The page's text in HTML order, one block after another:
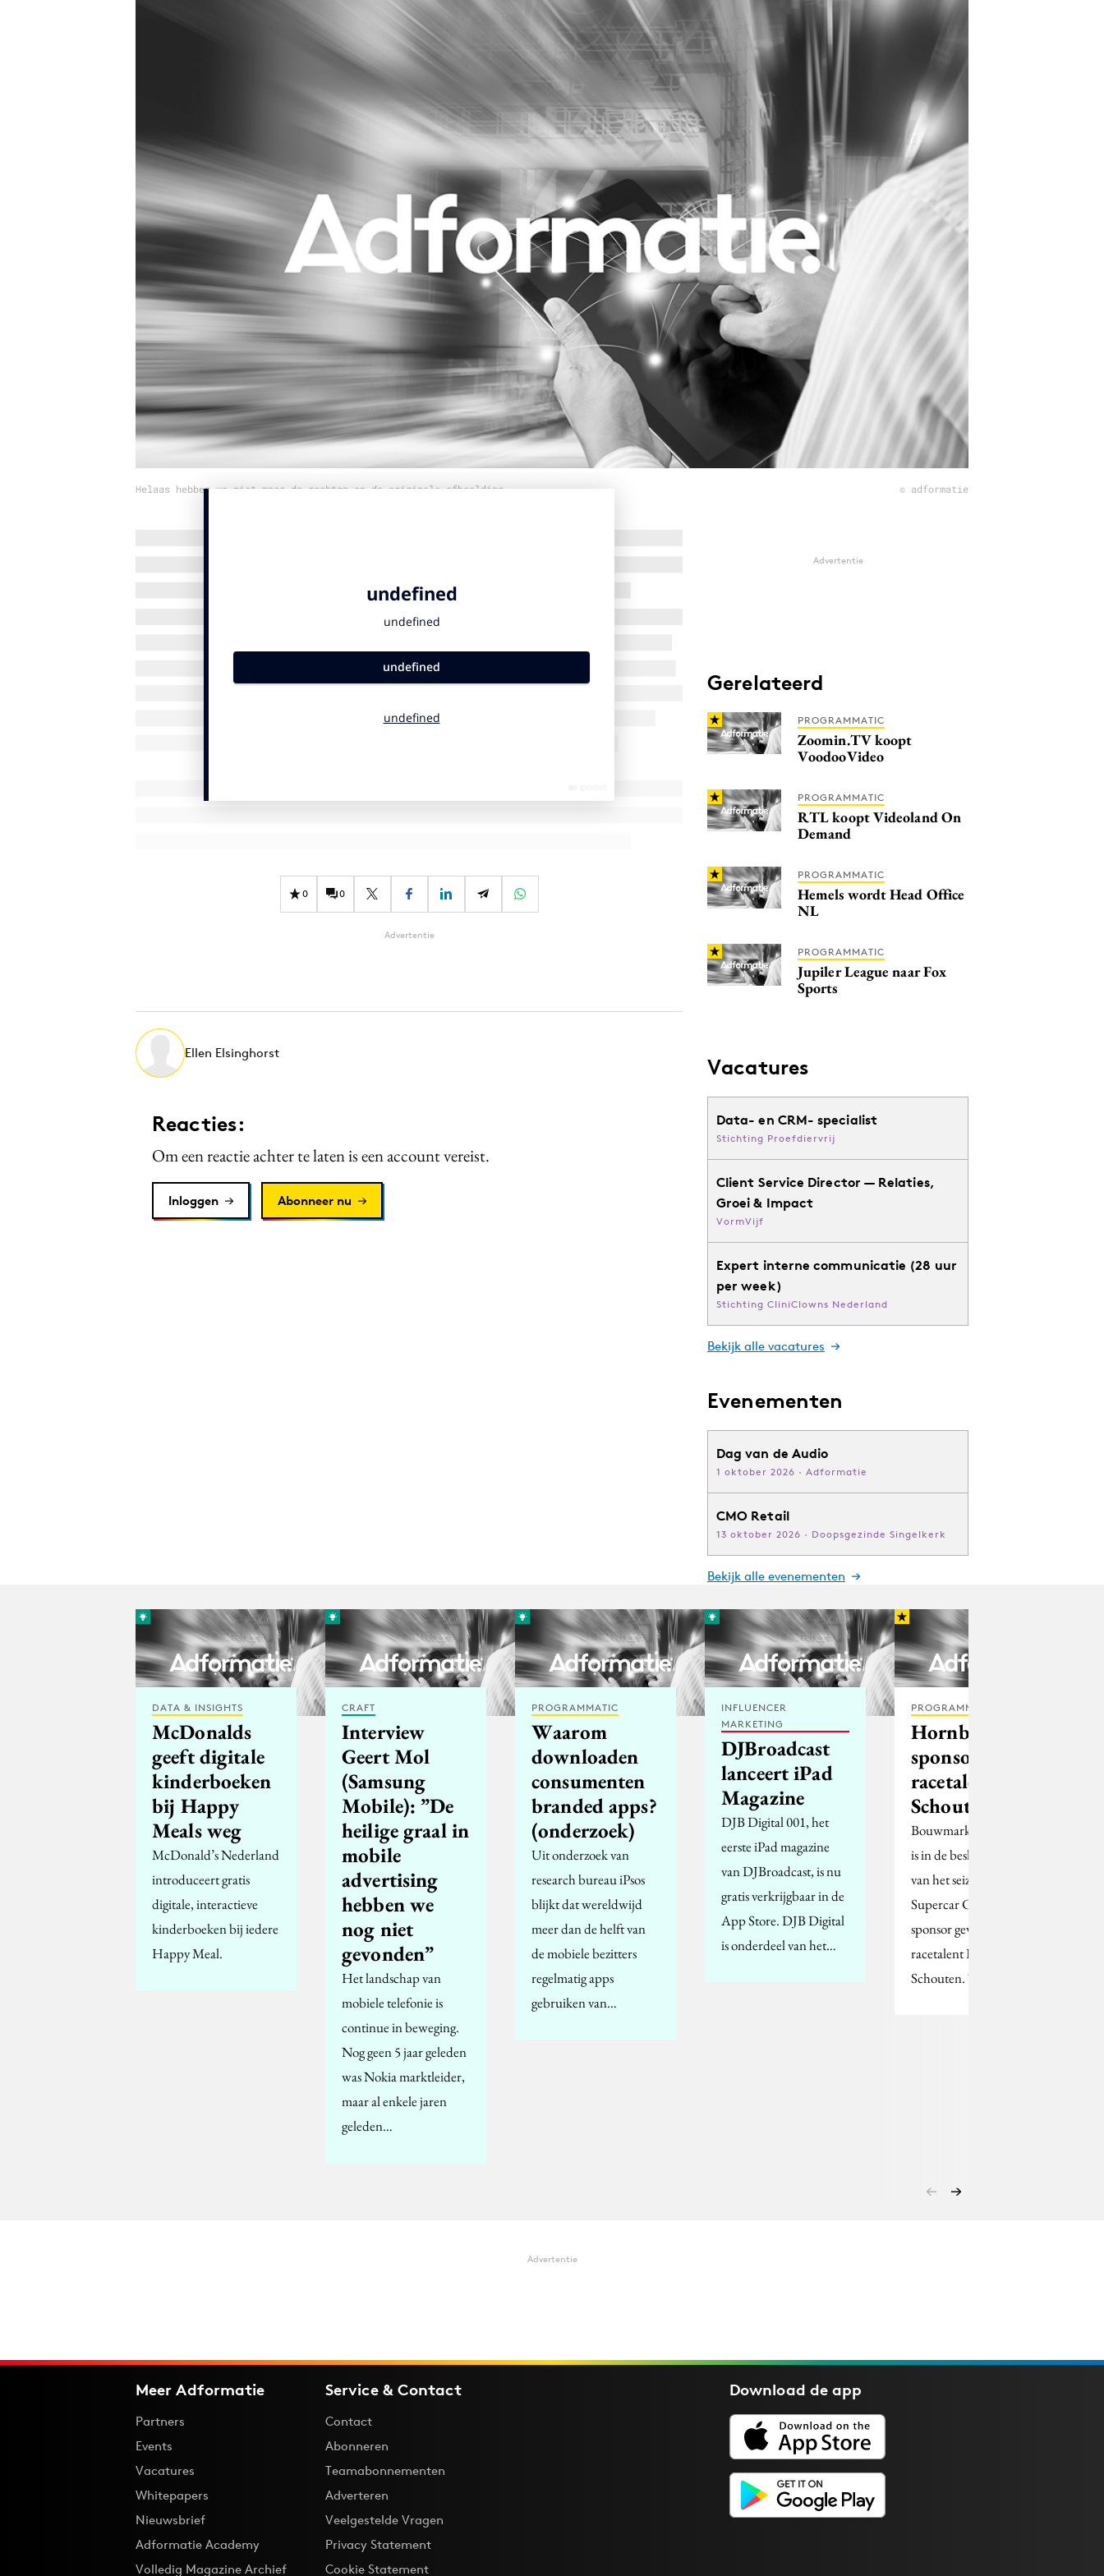
Influencer marketing
Interne communicatie
Purpose Marketing
Reputatie & crisis
Helaas hebben we niet meer de rechten op de originele afbeelding © adformatie
0 0
Advertentie
Ellen Elsinghorst
Reacties:
Om een reactie achter te laten is een account vereist.
Inloggen Abonneer nu
Advertentie
Gerelateerd
PROGRAMMATIC
Zoomin.TV koopt
VoodooVideo
PROGRAMMATIC
RTL koopt Videoland On
Demand
PROGRAMMATIC
Hemels wordt Head Office
NL
PROGRAMMATIC
Jupiler League naar Fox
Sports
Vacatures
Data- en CRM- specialist
Stichting Proefdiervrij
Client Service Director — Relaties,
Groei & Impact
VormVijf
Expert interne communicatie (28 uur
per week)
Stichting CliniClowns Nederland
Bekijk alle vacatures
Evenementen
Dag van de Audio
1 oktober 2026 · Adformatie
CMO Retail
13 oktober 2026 · Doopsgezinde Singelkerk
Bekijk alle evenementen
DATA & INSIGHTS
McDonalds
geeft digitale
kinderboeken
bij Happy
Meals weg
McDonald’s Nederland
introduceert gratis
digitale, interactieve
kinderboeken bij iedere
Happy Meal.
CRAFT
Interview
Geert Mol
(Samsung
Mobile): ”De
heilige graal in
mobile
advertising
hebben we
nog niet
gevonden”
Het landschap van
mobiele telefonie is
continue in beweging.
Nog geen 5 jaar geleden
was Nokia marktleider,
maar al enkele jaren
geleden…
PROGRAMMATIC
Waarom
downloaden
consumenten
branded apps?
(onderzoek)
Uit onderzoek van
research bureau iPsos
blijkt dat wereldwijd
meer dan de helft van
de mobiele bezitters
regelmatig apps
gebruiken van…
INFLUENCER
MARKETING
DJBroadcast
lanceert iPad
Magazine
DJB Digital 001, het
eerste iPad magazine
van DJBroadcast, is nu
gratis verkrijgbaar in de
App Store. DJB Digital
is onderdeel van het…
PROGRAMMATIC
Hornbach
sponsort
racetalent Bas
Schouten
Bouwmarkt Hornbach
is in de beslissende fase
van het seizoen in de
Supercar Challenge
sponsor geworden van
racetalent Bas
Schouten. Tijdens…
Advertentie
Meer Adformatie
Partners
Events
Vacatures
Whitepapers
Nieuwsbrief
Adformatie Academy
Volledig Magazine Archief
Service & Contact
Contact
Abonneren
Teamabonnementen
Adverteren
Veelgestelde Vragen
Privacy Statement
Cookie Statement
Download deapp